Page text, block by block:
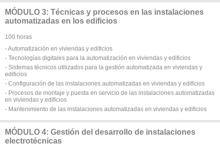
MÓDULO 3: Técnicas y procesos en las instalaciones
automatizadas en los edificios
100 horas
- Automatización en viviendas y edificios
- Tecnologías digitales para la automatización en viviendas y edificios
- Sistemas técnicos utilizados para la gestión automatizada en viviendas y
edificios
- Configuración de las instalaciones automatizadas en viviendas y edificios
- Procesos de montaje y puesta en servicio de las instalaciones automatizadas
en viviendas y edificios
- Mantenimiento de las instalaciones automatizadas en viviendas y edificios
MÓDULO 4: Gestión del desarrollo de instalaciones
electrotécnicas